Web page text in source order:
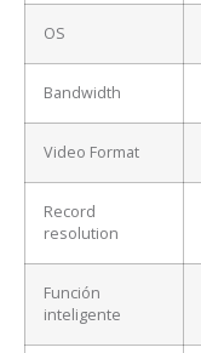
OS
Bandwidth
Video Format
Record
resolution
Función
inteligente